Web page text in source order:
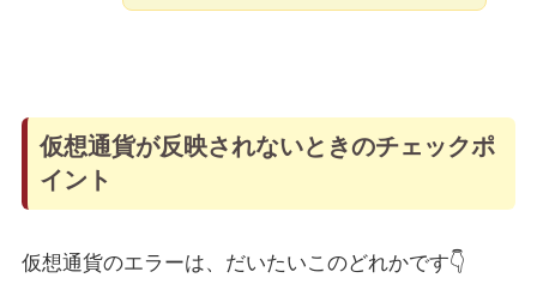
仮想通貨が反映されないときのチェックポ
イント
仮想通貨のエラーは、だいたいこのどれかです👇